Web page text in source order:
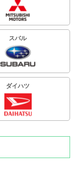
スバル
ダイハツ